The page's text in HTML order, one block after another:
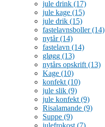
jule drink (17)
jule kage (15)
jule drik (15)
fastelavnsboller(14)
nytår(14)
fastelavn (14)
gløgg (13)
nytårs opskrift (13)
Kage (10)
konfekt (10)
jule slik (9)
jule konfekt (9)
Risalamande (9)
Suppe (9)
julefrokost (7)